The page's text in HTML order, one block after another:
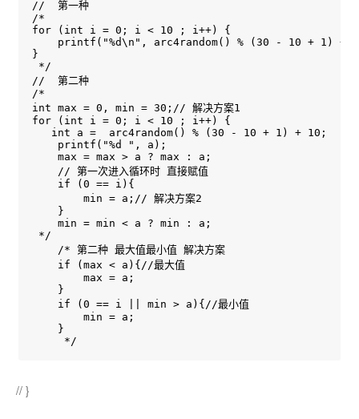
//  第一种
/*
for (int i = 0; i < 10 ; i++) {
printf("%d\n", arc4random() % (30 - 10 + 1) +
}
*/
//  第二种
/*
int max = 0, min = 30;// 解决方案1
for (int i = 0; i < 10 ; i++) {
   int a =  arc4random() % (30 - 10 + 1) + 10;
    printf("%d ", a);
    max = max > a ? max : a;
    // 第一次进入循环时 直接赋值
    if (0 == i){
        min = a;// 解决方案2
    }
    min = min < a ? min : a;
*/
    /* 第二种 最大值最小值 解决方案
    if (max < a){//最大值
        max = a;
    }
    if (0 == i || min > a){//最小值
        min = a;
    }
     */
// }